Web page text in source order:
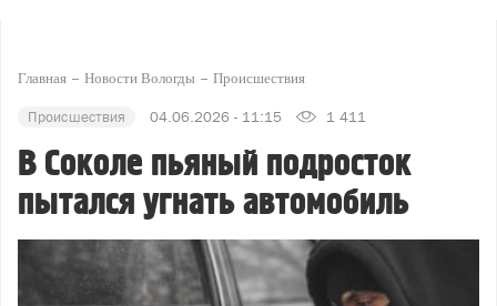
Главная Новости Вологды Происшествия
Происшествия 04.06.2026 - 11:15 1 411
В Соколе пьяный подросток
пытался угнать автомобиль